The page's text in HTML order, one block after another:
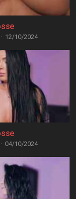
· 12/10/2024
· 04/10/2024